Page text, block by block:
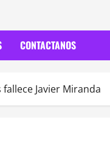
CONTACTANOS
fallece Javier Miranda